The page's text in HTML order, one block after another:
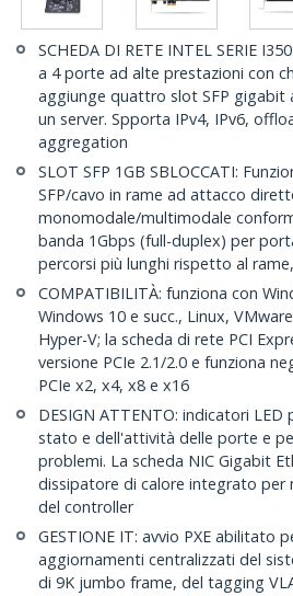
SCHEDA DI RETE INTEL SERIE
a 4 porte ad alte prestazioni con
aggiunge quattro slot SFP gigabit
un server. Spporta IPv4, IPv6,
aggregation
SLOT SFP 1GB SBLOCCATI:
SFP/cavo in rame ad attacco
monomodale/multimodale
banda 1Gbps (full-duplex) per
percorsi più lunghi rispetto al
COMPATIBILITÀ: funziona con
Windows 10 e succ., Linux,
Hyper-V; la scheda di rete PCI
versione PCIe 2.1/2.0 e funziona
PCIe x2, x4, x8 e x16
DESIGN ATTENTO: indicatori
stato e dell'attività delle porte e
problemi. La scheda NIC Gigabit
dissipatore di calore integrato per
del controller
GESTIONE IT: avvio PXE abilitato
aggiornamenti centralizzati del
di 9K jumbo frame, del tagging